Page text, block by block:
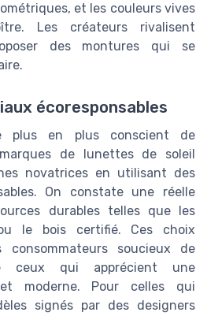
et les couleurs vives
Les créateurs rivalisent
des montures qui se
écoresponsables
plus en plus conscient de
de lunettes de soleil
novatrices en utilisant des
On constate une réelle
durables telles que les
le bois certifié. Ces choix
soucieux de
ceux qui apprécient une
moderne. Pour celles qui
signés par des designers